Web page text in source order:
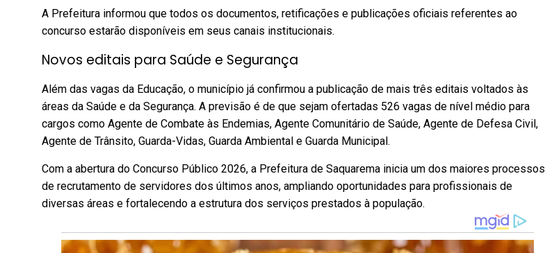
A Prefeitura informou que todos os documentos, retificações e publicações oficiais referentes ao
concurso estarão disponíveis em seus canais institucionais.
Novos editais para Saúde e Segurança
Além das vagas da Educação, o município já confirmou a publicação de mais três editais voltados às
áreas da Saúde e da Segurança. A previsão é de que sejam ofertadas 526 vagas de nível médio para
cargos como Agente de Combate às Endemias, Agente Comunitário de Saúde, Agente de Defesa Civil,
Agente de Trânsito, Guarda-Vidas, Guarda Ambiental e Guarda Municipal.
Com a abertura do Concurso Público 2026, a Prefeitura de Saquarema inicia um dos maiores processos
de recrutamento de servidores dos últimos anos, ampliando oportunidades para profissionais de
diversas áreas e fortalecendo a estrutura dos serviços prestados à população.